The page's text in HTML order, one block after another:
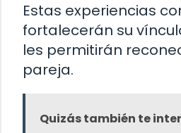
Estas experiencias
fortalecerán su
les permitirán
pareja.
Quizás también te